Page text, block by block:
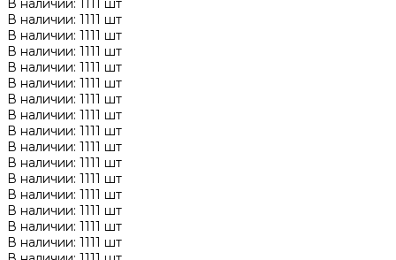
В наличии: 1111 шт
В наличии: 1111 шт
В наличии: 1111 шт
В наличии: 1111 шт
В наличии: 1111 шт
В наличии: 1111 шт
В наличии: 1111 шт
В наличии: 1111 шт
В наличии: 1111 шт
В наличии: 1111 шт
В наличии: 1111 шт
В наличии: 1111 шт
В наличии: 1111 шт
В наличии: 1111 шт
В наличии: 1111 шт